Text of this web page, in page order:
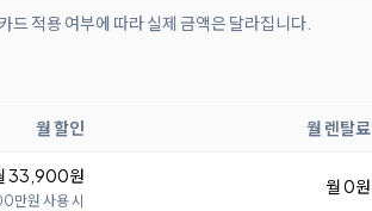
적용 여부에 따라 실제 금액은 달라집니다.
월 할인 월 렌탈료
33,900원
만원 사용 시
월 0원